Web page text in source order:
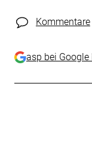
Kommentare
asp bei Google